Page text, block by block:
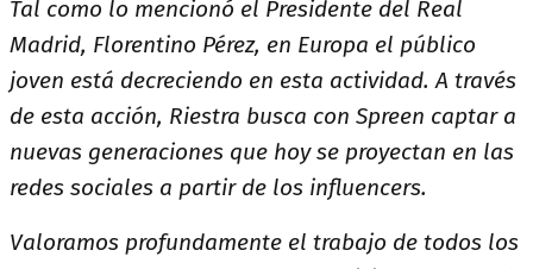
Tal como lo mencionó el Presidente del Real
Madrid, Florentino Pérez, en Europa el público
joven está decreciendo en esta actividad. A través
de esta acción, Riestra busca con Spreen captar a
nuevas generaciones que hoy se proyectan en las
redes sociales a partir de los influencers.
Valoramos profundamente el trabajo de todos los